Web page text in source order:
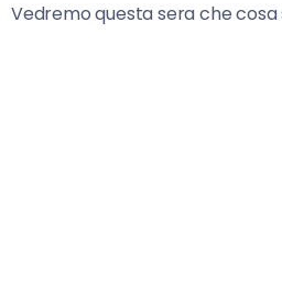
Vedremo questa sera che cosa